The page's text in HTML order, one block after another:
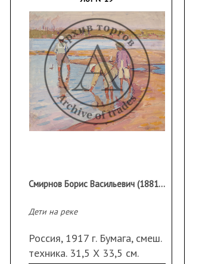
Смирнов Борис Васильевич (1881-1954)
Дети на реке
Россия, 1917 г. Бумага, смеш.
техника. 31,5 Х 33,5 см.